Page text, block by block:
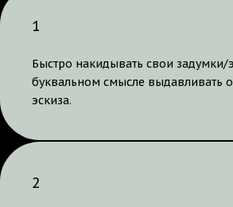
1
Быстро накидывать свои задумки/
буквальном смысле выдавливать
эскиза.
2